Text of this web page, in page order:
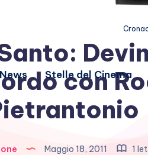
Stelle del Cinema
con
Maggio 18, 2011 1